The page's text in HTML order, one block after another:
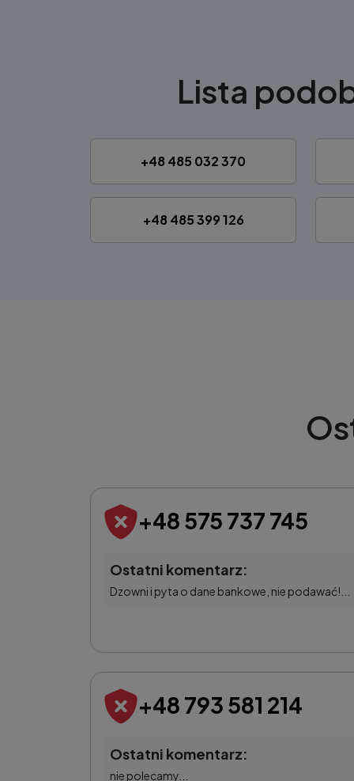
Lista
+48 485 032 370
+48 485 399 126
+48 575 737 745
Ostatni komentarz:
Dzowni i pyta o dane bankowe, nie podawać!...
+48 793 581 214
Ostatni komentarz:
nie polecamy...